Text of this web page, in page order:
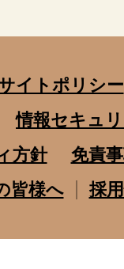
イトポリシー
情報セキュ
方針
免責
皆様へ
採